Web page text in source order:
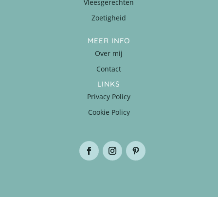
Vleesgerechten
Zoetigheid
MEER INFO
Over mij
Contact
LINKS
Privacy Policy
Cookie Policy